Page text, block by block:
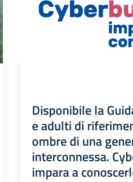
Disponibile la
e adulti di
ombre di una
interconnessa.
impara a